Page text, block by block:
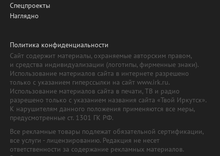
Спецпроекты
Наглядно
Политика конфиденциальности
Сайт содержит материалы, охраняемые авторским правом,
и средства индивидуализации (логотипы, фирменные знаки).
Использование материалов сайта в интернете разрешено
только с указанием гиперссылки на сайт www.irk.ru.
Использование материалов сайта в печати, ТВ и радио
разрешено только с указанием названия сайта «Твой Иркутск».
К нарушителям данного положения применяются все меры,
предусмотренные ст. 1301 ГК РФ.
Все рекламные товары подлежат обязательной сертификации,
все услуги - лицензированию. Редакция не несет
ответственности за содержание рекламных материалов.